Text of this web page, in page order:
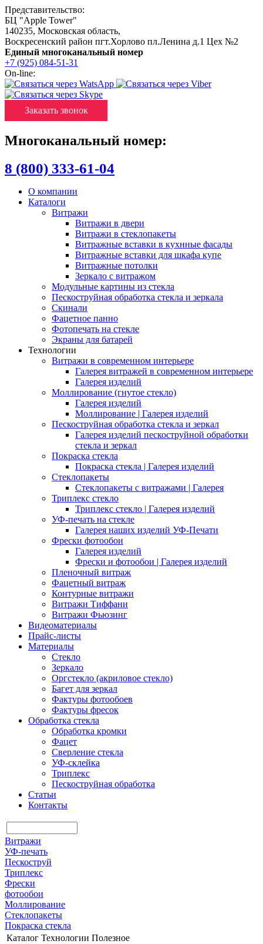
Представительство:
БЦ "Apple Tower"
140235, Московская область,
Воскресенский район пгт.Хорлово пл.Ленина д.1 Цех №2
Единый многоканальный номер
+7 (925) 084-51-31
On-line:
Заказать звонок
Многоканальный номер:
8 (800) 333-61-04
О компании
Каталоги
Витражи
Витражи в двери
Витражи в стеклопакеты
Витражные вставки в кухнные фасады
Витражные вставки для шкафа купе
Витражные потолки
Зеркало с витражом
Модульные картины из стекла
Пескоструйная обработка стекла и зеркала
Скинали
Фацетное панно
Фотопечать на стекле
Экраны для батарей
Технологии
Витражи в современном интерьере
Галерея витражей в современном интерьере
Галерея изделий
Моллирование (гнутое стекло)
Галерея изделий
Моллирование | Галерея изделий
Пескоструйная обработка стекла и зеркал
Галерея изделий пескоструйной обработки
стекла и зеркал
Покраска стекла
Покраска стекла | Галерея изделий
Стеклопакеты
Стеклопакеты с витражами | Галерея
Триплекс стекло
Триплекс стекло | Галерея изделий
УФ-печать на стекле
Галерея наших изделий УФ-Печати
Фрески фотообои
Галерея изделий
Фрески и фотообои | Галерея изделий
Пленочный витраж
Фацетный витраж
Контурные витражи
Витражи Тиффани
Витражи Фьюзинг
Видеоматериалы
Прайс-листы
Материалы
Стекло
Зеркало
Оргстекло (акриловое стекло)
Багет для зеркал
Фактуры фотообоев
Фактуры фресок
Обработка стекла
Обработка кромки
Фацет
Сверление стекла
УФ-склейка
Триплекс
Пескоструйная обработка
Статьи
Контакты
Витражи
УФ-печать
Пескоструй
Триплекс
Фрески
фотообои
Моллирование
Стеклопакеты
Покраска стекла
Каталог Технологии Полезное